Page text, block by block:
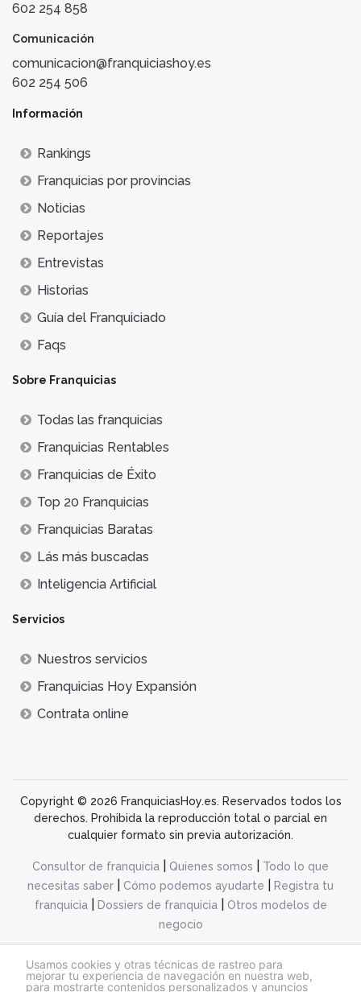
Usamos cookies y otras técnicas de rastreo para
mejorar tu experiencia de navegación en nuestra web,
para mostrarte contenidos personalizados y anuncios
602 254 858
Comunicación
comunicacion@franquiciashoy.es
602 254 506
Información
Rankings
Franquicias por provincias
Noticias
Reportajes
Entrevistas
Historias
Guía del Franquiciado
Faqs
Sobre Franquicias
Todas las franquicias
Franquicias Rentables
Franquicias de Éxito
Top 20 Franquicias
Franquicias Baratas
Lás más buscadas
Inteligencia Artificial
Servicios
Nuestros servicios
Franquicias Hoy Expansión
Contrata online
Copyright © 2026 FranquiciasHoy.es. Reservados todos los
derechos. Prohibida la reproducción total o parcial en
cualquier formato sin previa autorización.
Consultor de franquicia Quienes somos
Todo lo que
necesitas saber
Cómo podemos ayudarte
Registra tu
franquicia| Dossiers de franquicia|
Otros modelos de
negocio